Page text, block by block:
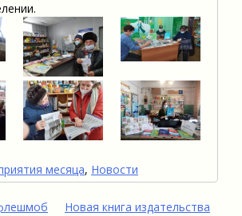
месяца, Новости
Новая книга издательства